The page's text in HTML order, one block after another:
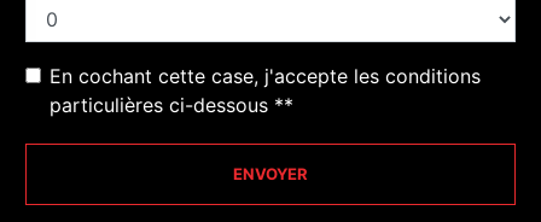
En cochant cette case, j'accepte les conditions
particulières ci-dessous **
ENVOYER